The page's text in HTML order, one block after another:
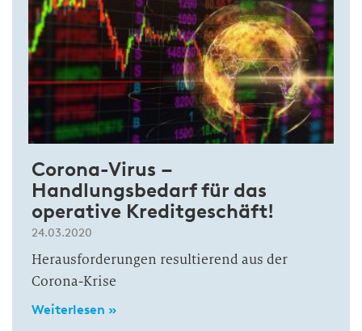
Corona-Virus –
Handlungsbedarf für das
operative Kreditgeschäft!
24.03.2020
Herausforderungen resultierend aus der
Corona-Krise
Weiterlesen »